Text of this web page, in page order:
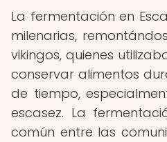
La fermentación en
milenarias,
vikingos, quienes
conservar alimentos
de tiempo,
escasez. La
común entre las